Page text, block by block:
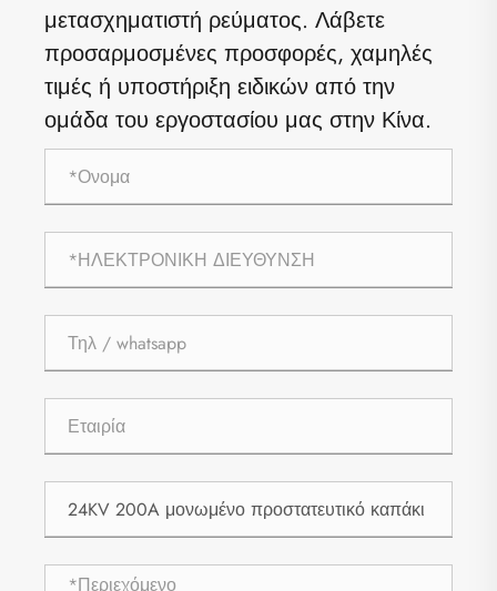
μετασχηματιστή ρεύματος. Λάβετε
προσαρμοσμένες προσφορές, χαμηλές
τιμές ή υποστήριξη ειδικών από την
ομάδα του εργοστασίου μας στην Κίνα.